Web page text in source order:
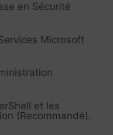
en Sécurité
Microsoft
et les
(Recommandé).